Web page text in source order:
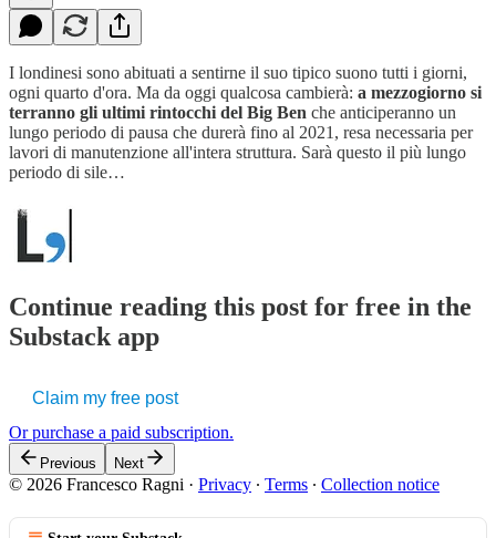
I londinesi sono abituati a sentirne il suo tipico suono tutti i giorni,
ogni quarto d'ora. Ma da oggi qualcosa cambierà: a mezzogiorno si
terranno gli ultimi rintocchi del Big Ben che anticiperanno un
lungo periodo di pausa che durerà fino al 2021, resa necessaria per
lavori di manutenzione all'intera struttura. Sarà questo il più lungo
periodo di sile…
Continue reading this post for free in the
Substack app
Claim my free post
Or purchase a paid subscription.
Previous Next
© 2026 Francesco Ragni · Privacy ∙ Terms ∙ Collection notice